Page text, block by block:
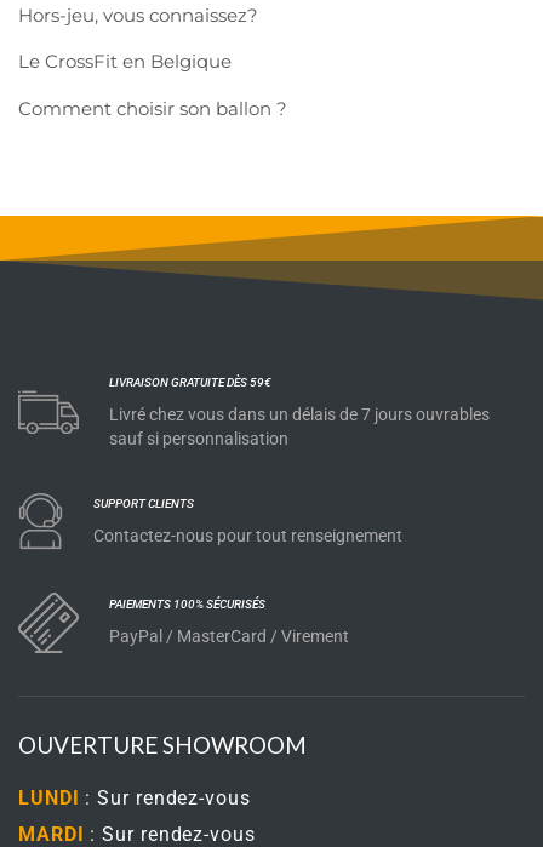
Hors-jeu, vous connaissez?
Le CrossFit en Belgique
Comment choisir son ballon ?
LIVRAISON GRATUITE DÈS 59€
Livré chez vous dans un délais de 7 jours ouvrables
sauf si personnalisation
SUPPORT CLIENTS
Contactez-nous pour tout renseignement
PAIEMENTS 100% SÉCURISÉS
PayPal / MasterCard / Virement
OUVERTURE SHOWROOM
LUNDI : Sur rendez-vous
MARDI : Sur rendez-vous